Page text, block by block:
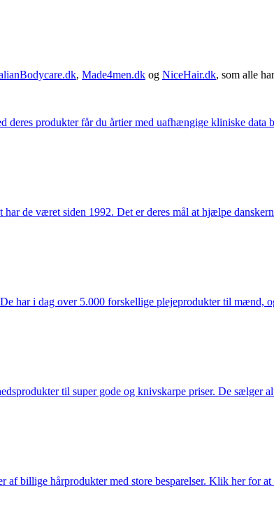
, Made4men.dk og NiceHair.dk, som alle
produkter får du årtier med uafhængige kliniske data
de været siden 1992. Det er deres mål at hjælpe
har i dag over 5.000 forskellige plejeprodukter til mænd,
til super gode og knivskarpe priser. De
billige hårprodukter med store besparelser. Klik her for at